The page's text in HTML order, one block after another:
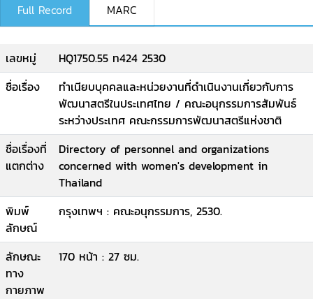
Full Record MARC
เลขหมู่
HQ1750.55 ท424 2530
ชื่อเรื่อง
ทำเนียบบุคคลและหน่วยงานที่ดำเนินงานเกี่ยวกับการ
พัฒนาสตรีในประเทศไทย / คณะอนุกรรมการสัมพันธ์
ระหว่างประเทศ คณะกรรมการพัฒนาสตรีแห่งชาติ
ชื่อเรื่องที่
แตกต่าง
Directory of personnel and organizations
concerned with women's development in
Thailand
พิมพ์
ลักษณ์
กรุงเทพฯ : คณะอนุกรรมการ, 2530.
ลักษณะ
ทาง
กายภาพ
170 หน้า : 27 ซม.